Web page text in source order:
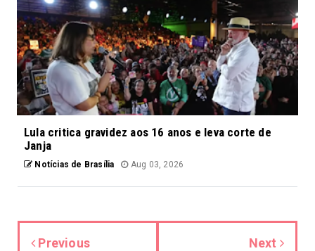
Lula critica gravidez aos 16 anos e leva corte de
Janja
Notícias de Brasília Aug 03, 2026
Previous Next